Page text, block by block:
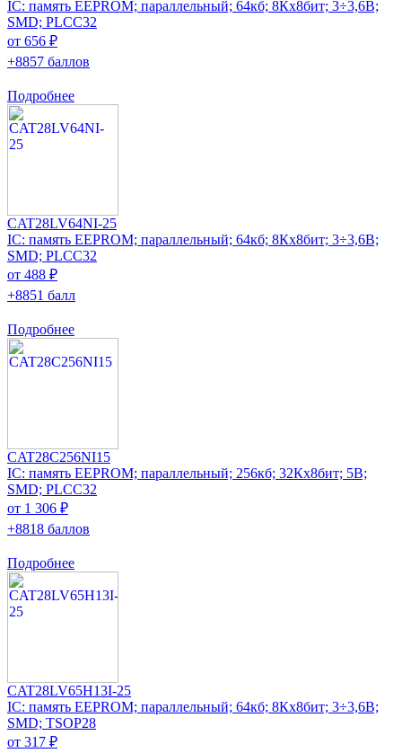
IC: память EEPROM; параллельный; 64кб; 8Кx8бит; 3÷3,6В;
SMD; PLCC32
от 656 ₽
+8857 баллов
Подробнее
CAT28LV64NI-25
IC: память EEPROM; параллельный; 64кб; 8Кx8бит; 3÷3,6В;
SMD; PLCC32
от 488 ₽
+8851 балл
Подробнее
CAT28C256NI15
IC: память EEPROM; параллельный; 256кб; 32Кx8бит; 5В;
SMD; PLCC32
от 1 306 ₽
+8818 баллов
Подробнее
CAT28LV65H13I-25
IC: память EEPROM; параллельный; 64кб; 8Кx8бит; 3÷3,6В;
SMD; TSOP28
от 317 ₽